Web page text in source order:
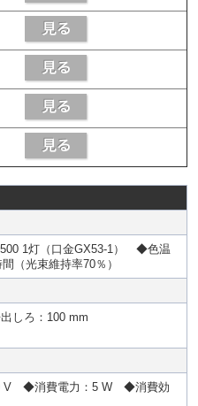
1灯（口金GX53-1） ◆色温
（光束維持率70％）
ろ：100 mm
V ◆消費電力：5 W ◆消費効